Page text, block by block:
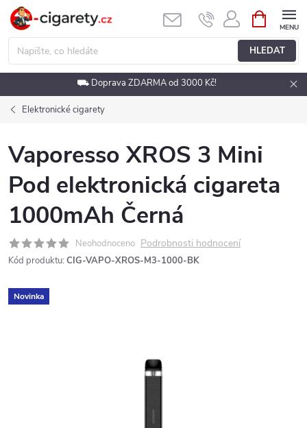
Přejít
obsah
HLEDAT
NÁKUPNÍ
KOŠÍK
⛟ Doprava ZDARMA od 3000 Kč!
Elektronické cigarety
Vaporesso XROS 3 Mini
Pod elektronická cigareta
1000mAh Černá
Neohodnoceno Podrobnosti hodnocení
Kód produktu: CIG-VAPO-XROS-M3-1000-BK
Novinka